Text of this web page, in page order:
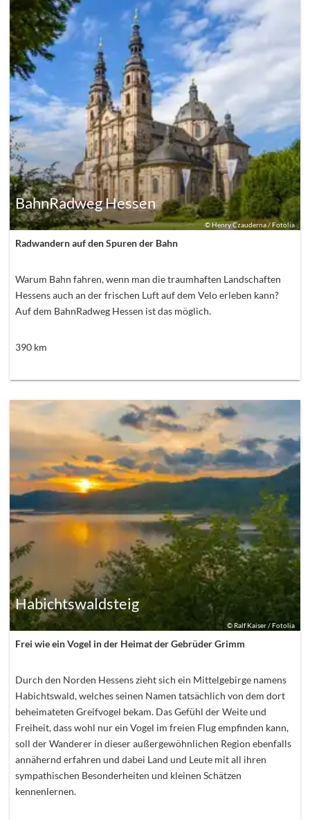
©Henry Czauderna / Fotolia
BahnRadweg Hessen
Radwandern auf den Spuren der Bahn
Warum Bahn fahren, wenn man die traumhaften Landschaften
Hessens auch an der frischen Luft auf dem Velo erleben kann?
Auf dem BahnRadweg Hessen ist das möglich.
390km
© Ralf Kaiser / Fotolia
Habichtswaldsteig
Frei wie ein Vogel in der Heimat der Gebrüder Grimm
Durch den Norden Hessens zieht sich ein Mittelgebirge namens
Habichtswald, welches seinen Namen tatsächlich von dem dort
beheimateten Greifvogel bekam. Das Gefühl der Weite und
Freiheit, dass wohl nur ein Vogel im freien Flug empfinden kann,
soll der Wanderer in dieser außergewöhnlichen Region ebenfalls
annähernd erfahren und dabei Land und Leute mit all ihren
sympathischen Besonderheiten und kleinen Schätzen
kennenlernen.